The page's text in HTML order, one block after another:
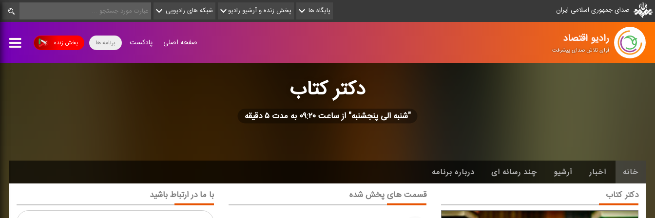
صدای جمهوری اسلامی ایران پایگاه ها پخش زنده و آرشیو رادیو شبکه های رادیویی
رادیو اقتصاد
آوای تلاش صدای پیشرفت
پخش زنده برنامه ها صفحه اصلی پادکست
دكتر كتاب
"شنبه الی پنجشنبه" از ساعت ۰۹:۲۰ به مدت ۵ دقیقه
خانه اخبار آرشیو چند رسانه ای درباره برنامه
دكتر كتاب قسمت های پخش شده با ما در ارتباط باشید